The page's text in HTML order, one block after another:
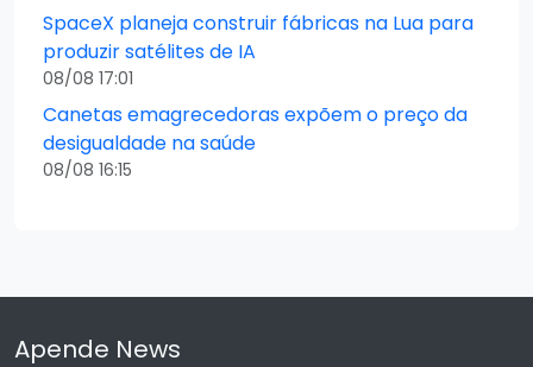
SpaceX planeja construir fábricas na Lua para
produzir satélites de IA
08/08 17:01
Canetas emagrecedoras expõem o preço da
desigualdade na saúde
08/08 16:15
Apende News